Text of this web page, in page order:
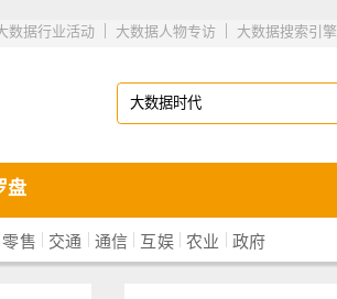
大数据搜索引擎
|
大数据人物专访
|
数据行业活动
盘
零售 | 交通 | 通信 | 互娱 | 农业 | 政府